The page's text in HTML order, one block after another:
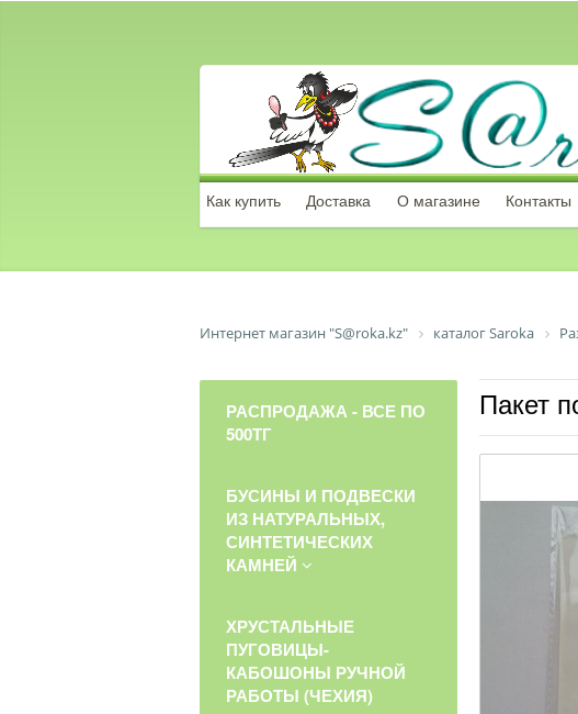
Как купить Доставка О магазине Контакты
Интернет магазин "S@roka.kz" каталог Saroka
Пакет
РАСПРОДАЖА - ВСЕ ПО
500ТГ
БУСИНЫ И ПОДВЕСКИ
ИЗ НАТУРАЛЬНЫХ,
СИНТЕТИЧЕСКИХ
КАМНЕЙ
ХРУСТАЛЬНЫЕ
ПУГОВИЦЫ-
КАБОШОНЫ РУЧНОЙ
РАБОТЫ (ЧЕХИЯ)